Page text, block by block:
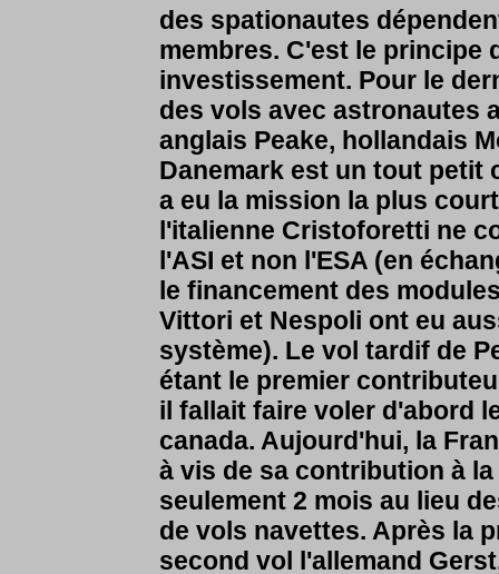
des spationautes
membres. C'est le principe
investissement. Pour le
des vols avec astronautes
anglais Peake, hollandais
Danemark est un tout petit
a eu la mission la plus
l'italienne Cristoforetti ne
l'ASI et non l'ESA (en
le financement des
Vittori et Nespoli ont eu
système). Le vol tardif de
étant le premier
il fallait faire voler d'abord
canada. Aujourd'hui, la
à vis de sa contribution à
seulement 2 mois au lieu
de vols navettes. Après la
second vol l'allemand